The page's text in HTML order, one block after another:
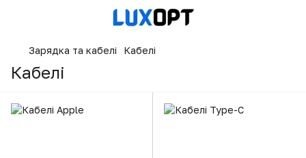
Зарядка та кабелі Кабелі
Кабелі